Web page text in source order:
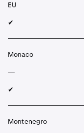
EU
✔︎
Monaco
—
✔︎
Montenegro